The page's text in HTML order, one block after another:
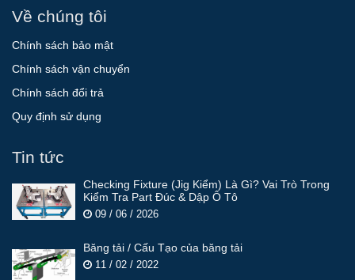
Về chúng tôi
Chính sách bảo mật
Chính sách vận chuyển
Chính sách đổi trả
Quy định sử dụng
Tin tức
Checking Fixture (Jig Kiểm) Là Gì? Vai Trò Trong
Kiểm Tra Part Đúc & Dập Ô Tô
09 / 06 / 2026
Băng tải / Cấu Tạo của băng tải
11 / 02 / 2022